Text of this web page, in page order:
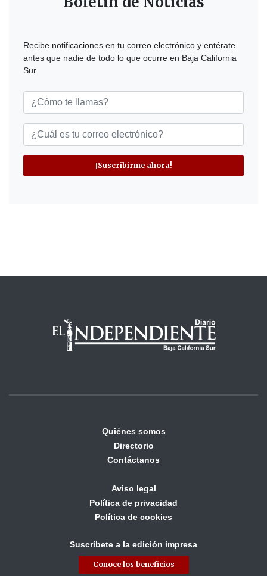
Recibe notificaciones en tu correo electrónico y entérate
antes que nadie de todo lo que ocurre en Baja California
Sur.
¡Suscribirme ahora!
Quiénes somos
Directorio
Contáctanos
Aviso legal
Política de privacidad
Política de cookies
Suscríbete a la edición impresa
Conoce los beneficios